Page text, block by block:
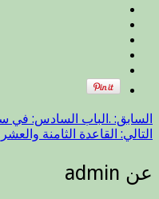
السابق: .الباب السادس: في
التالي: القاعدة الثامنة
عن admin